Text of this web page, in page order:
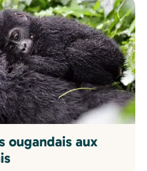
ougandais aux